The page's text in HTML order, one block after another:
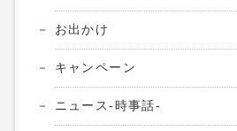
お出かけ
キャンペーン
ニュース-時事話-